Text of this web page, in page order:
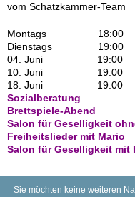
vom Schatzkammer-Team
Montags 18:00
Dienstags 19:00
04. Juni 19:00
10. Juni 19:00
18. Juni 19:00
Sozialberatung‍
Brettspiele-Abend
Salon für Geselligkeit
Freiheitslieder mit Mario
Salon für Geselligkeit mit
Sie möchten keine weiteren